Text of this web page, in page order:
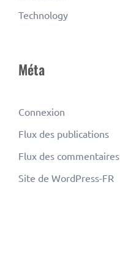
Technology
Méta
Connexion
Flux des publications
Flux des commentaires
Site de WordPress-FR